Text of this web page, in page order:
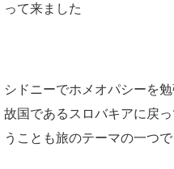
public_html/
count-cach
e/sns-count-
cache.phpo
って来ました
シドニーでホメオパシーを
故国であるスロバキアに戻
うことも旅のテーマの一つで